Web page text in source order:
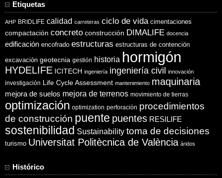
Etiquetas
AHP BRIDLIFE calidad carreteras ciclo de vida cimentaciones
compactación concreto construcción DIMALIFE docencia
edificación encofrado estructuras estructuras de contención
excavación geotecnia gestión historia hormigón
HYDELIFE ICITECH ingeniería ingeniería civil innovación
investigación Life Cycle Assessment mantenimiento maquinaria
mejora de suelos mejora de terrenos movimiento de tierras
optimización optimization perforación procedimientos
de construcción puente puentes RESILIFE
sostenibilidad Sustainability toma de decisiones
turismo Universitat Politècnica de València áridos
Histórico